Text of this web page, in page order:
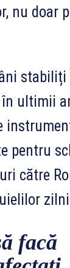
nu doar
stabiliți
în ultimii
pentru
către
facă